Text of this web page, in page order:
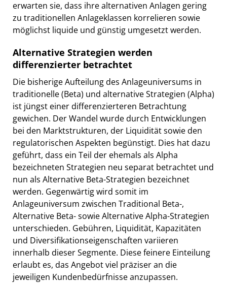
erwarten sie, dass ihre alternativen Anlagen gering
zu traditionellen Anlageklassen korrelieren sowie
möglichst liquide und günstig umgesetzt werden.
Alternative Strategien werden
differenzierter betrachtet
Die bisherige Aufteilung des Anlageuniversums in
traditionelle (Beta) und alternative Strategien (Alpha)
ist jüngst einer differenzierteren Betrachtung
gewichen. Der Wandel wurde durch Entwicklungen
bei den Marktstrukturen, der Liquidität sowie den
regulatorischen Aspekten begünstigt. Dies hat dazu
geführt, dass ein Teil der ehemals als Alpha
bezeichneten Strategien neu separat betrachtet und
nun als Alternative Beta-Strategien bezeichnet
werden. Gegenwärtig wird somit im
Anlageuniversum zwischen Traditional Beta-,
Alternative Beta- sowie Alternative Alpha-Strategien
unterschieden. Gebühren, Liquidität, Kapazitäten
und Diversifikationseigenschaften variieren
innerhalb dieser Segmente. Diese feinere Einteilung
erlaubt es, das Angebot viel präziser an die
jeweiligen Kundenbedürfnisse anzupassen.